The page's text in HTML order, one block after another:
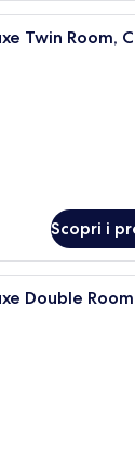
Camera
Twin Room,
Scopri i
Un
Double